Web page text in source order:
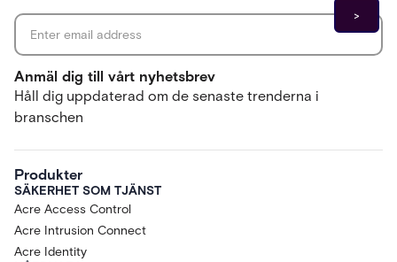
Anmäl dig till vårt nyhetsbrev
Håll dig uppdaterad om de senaste trenderna i
branschen
Produkter
SÄKERHET SOM TJÄNST
Acre Access Control
Acre Intrusion Connect
Acre Identity